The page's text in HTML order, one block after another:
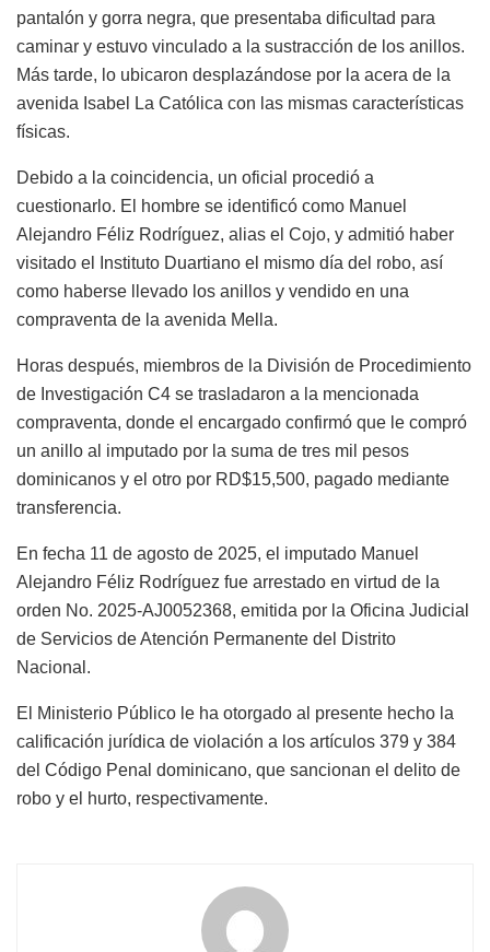
pantalón y gorra negra, que presentaba dificultad para
caminar y estuvo vinculado a la sustracción de los anillos.
Más tarde, lo ubicaron desplazándose por la acera de la
avenida Isabel La Católica con las mismas características
físicas.
Debido a la coincidencia, un oficial procedió a
cuestionarlo. El hombre se identificó como Manuel
Alejandro Féliz Rodríguez, alias el Cojo, y admitió haber
visitado el Instituto Duartiano el mismo día del robo, así
como haberse llevado los anillos y vendido en una
compraventa de la avenida Mella.
Horas después, miembros de la División de Procedimiento
de Investigación C4 se trasladaron a la mencionada
compraventa, donde el encargado confirmó que le compró
un anillo al imputado por la suma de tres mil pesos
dominicanos y el otro por RD$15,500, pagado mediante
transferencia.
En fecha 11 de agosto de 2025, el imputado Manuel
Alejandro Féliz Rodríguez fue arrestado en virtud de la
orden No. 2025-AJ0052368, emitida por la Oficina Judicial
de Servicios de Atención Permanente del Distrito
Nacional.
El Ministerio Público le ha otorgado al presente hecho la
calificación jurídica de violación a los artículos 379 y 384
del Código Penal dominicano, que sancionan el delito de
robo y el hurto, respectivamente.